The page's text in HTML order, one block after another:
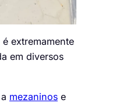
extremamente
em diversos
mezaninos e